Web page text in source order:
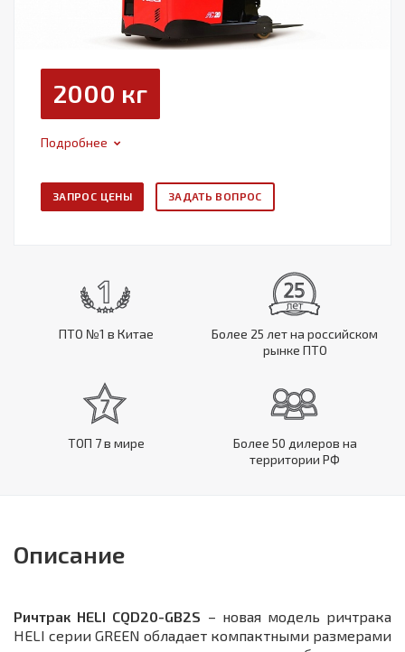
2000 кг
Подробнее
ЗАПРОС ЦЕНЫ ЗАДАТЬ ВОПРОС
ПТО №1 в Китае
Более 25 лет на российском
рынке ПТО
ТОП 7 в мире
Более 50 дилеров на
территории РФ
Описание
Ричтрак HELI CQD20-GB2S – новая модель ричтрака
HELI серии GREEN обладает компактными размерами